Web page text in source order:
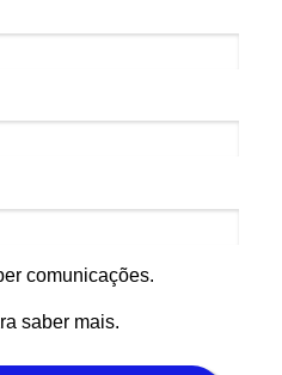
comunicações.
saber mais.